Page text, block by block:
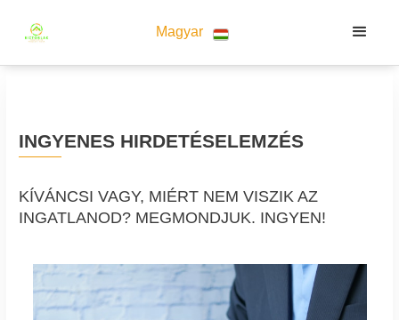
Magyar
INGYENES HIRDETÉSELEMZÉS
KÍVÁNCSI VAGY, MIÉRT NEM VISZIK AZ
INGATLANOD? MEGMONDJUK. INGYEN!